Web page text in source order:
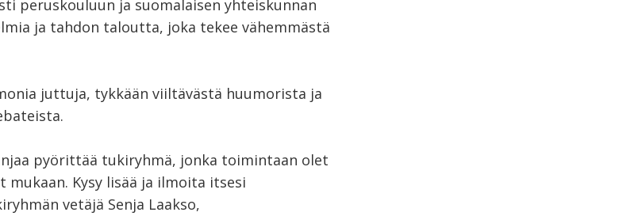
peruskouluun ja suomalaisen yhteiskunnan
ja tahdon taloutta, joka tekee vähemmästä
juttuja, tykkään viiltävästä huumorista ja
pyörittää tukiryhmä, jonka toimintaan olet
Kysy lisää ja ilmoita itsesi
vetäjä Senja Laakso,